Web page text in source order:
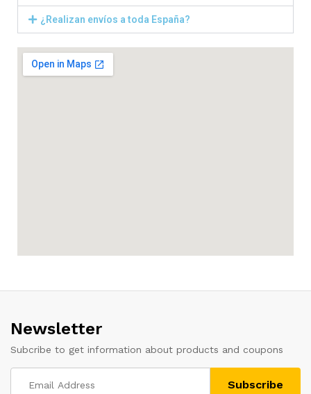
¿Realizan envíos a toda España?
Newsletter
Subcribe to get information about products and coupons